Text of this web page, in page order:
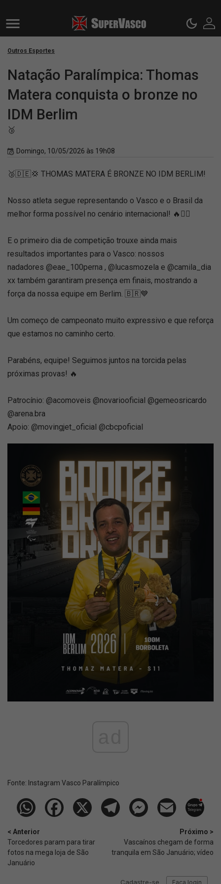
Outros Esportes
Natação Paralímpica: Thomas
Matera conquista o bronze no
IDM Berlim
🥉
Domingo, 10/05/2026 às 19h08
🥉🇩🇪💢 THOMAS MATERA É BRONZE NO IDM BERLIM!
Nosso atleta segue representando o Vasco e o Brasil da
melhor forma possível no cenário internacional! 🔥🏊‍♂️
E o primeiro dia de competição trouxe ainda mais
resultados importantes para o Vasco: nossos
nadadores @eae_100perna , @lucasmozela e @camila_dia
xx também garantiram presença em finais, mostrando a
força da nossa equipe em Berlim. 🇧🇷💙
Um começo de campeonato muito expressivo e que reforça
que estamos no caminho certo.
Parabéns, equipe! Seguimos juntos na torcida pelas
próximas provas! 🔥
Patrocínio: @acomoveis @novariooficial @gemeosricardo
@arena.bra
Apoio: @movingjet_oficial @cbcpoficial
Fonte: Instagram Vasco Paralímpico
< Anterior
Torcedores param para tirar
fotos na mega loja de São
Januário
Próximo >
Vascaínos chegam de forma
tranquila em São Januário; vídeo